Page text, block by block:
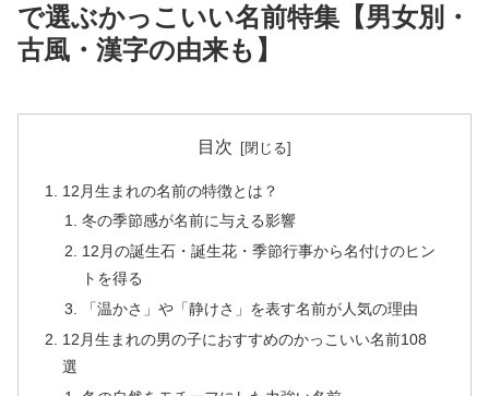
で選ぶかっこいい名前特集【男女別・
古風・漢字の由来も】
目次
12月生まれの名前の特徴とは？
冬の季節感が名前に与える影響
12月の誕生石・誕生花・季節行事から名付けのヒン
トを得る
「温かさ」や「静けさ」を表す名前が人気の理由
12月生まれの男の子におすすめのかっこいい名前108
選